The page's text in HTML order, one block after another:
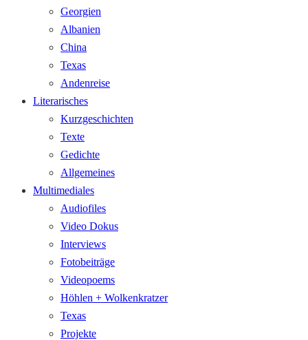
Georgien
Albanien
China
Texas
Andenreise
Literarisches
Kurzgeschichten
Texte
Gedichte
Allgemeines
Multimediales
Audiofiles
Video Dokus
Interviews
Fotobeiträge
Videopoems
Höhlen + Wolkenkratzer
Texas
Projekte